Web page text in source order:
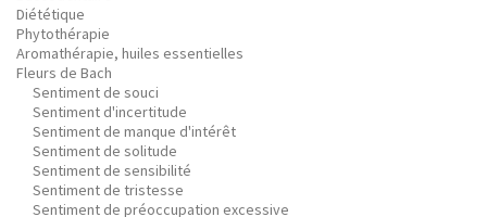
Diététique
Phytothérapie
Aromathérapie, huiles essentielles
Fleurs de Bach
Sentiment de souci
Sentiment d'incertitude
Sentiment de manque d'intérêt
Sentiment de solitude
Sentiment de sensibilité
Sentiment de tristesse
Sentiment de préoccupation excessive